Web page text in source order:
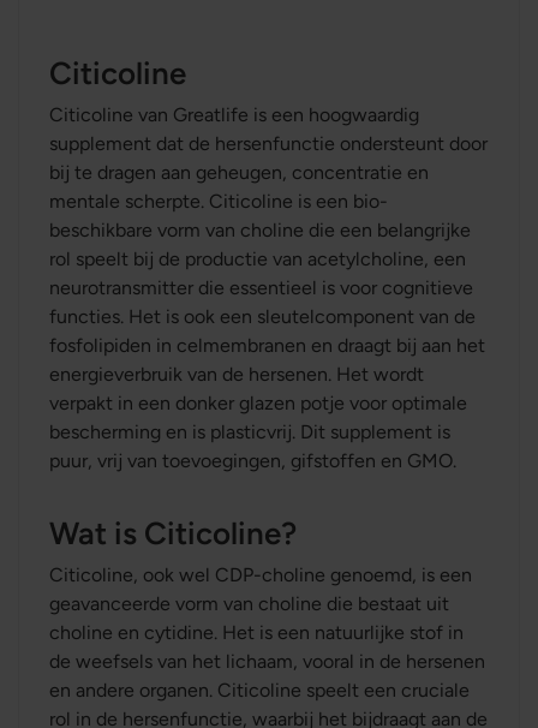
Citicoline
Citicoline van Greatlife is een hoogwaardig
supplement dat de hersenfunctie ondersteunt door
bij te dragen aan geheugen, concentratie en
mentale scherpte. Citicoline is een bio-
beschikbare vorm van choline die een belangrijke
rol speelt bij de productie van acetylcholine, een
neurotransmitter die essentieel is voor cognitieve
functies. Het is ook een sleutelcomponent van de
fosfolipiden in celmembranen en draagt bij aan het
energieverbruik van de hersenen. Het wordt
verpakt in een donker glazen potje voor optimale
bescherming en is plasticvrij. Dit supplement is
puur, vrij van toevoegingen, gifstoffen en GMO.
Wat is Citicoline?
Citicoline, ook wel CDP-choline genoemd, is een
geavanceerde vorm van choline die bestaat uit
choline en cytidine. Het is een natuurlijke stof in
de weefsels van het lichaam, vooral in de hersenen
en andere organen. Citicoline speelt een cruciale
rol in de hersenfunctie, waarbij het bijdraagt aan de